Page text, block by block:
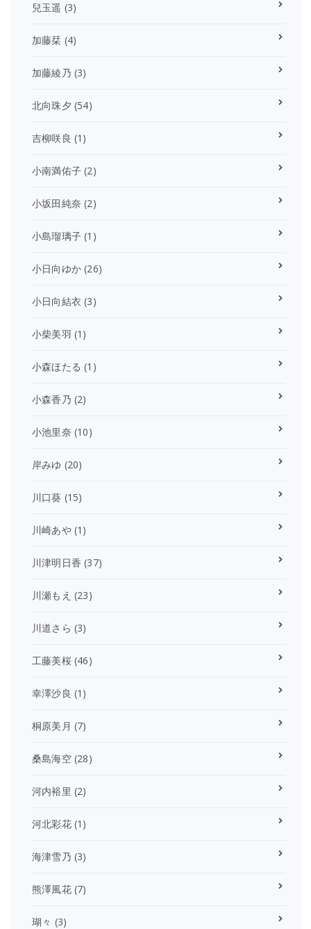
兒玉遥 (3)
加藤栞 (4)
加藤綾乃 (3)
北向珠夕 (54)
吉柳咲良 (1)
小南満佑子 (2)
小坂田純奈 (2)
小島瑠璃子 (1)
小日向ゆか (26)
小日向結衣 (3)
小柴美羽 (1)
小森ほたる (1)
小森香乃 (2)
小池里奈 (10)
岸みゆ (20)
川口葵 (15)
川崎あや(1)
川津明日香 (37)
川瀬もえ (23)
川道さら (3)
工藤美桜(46)
幸澤沙良 (1)
桐原美月 (7)
桑島海空(28)
河内裕里 (2)
河北彩花(1)
海津雪乃 (3)
熊澤風花(7)
瑚々 (3)